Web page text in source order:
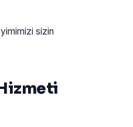
sizin